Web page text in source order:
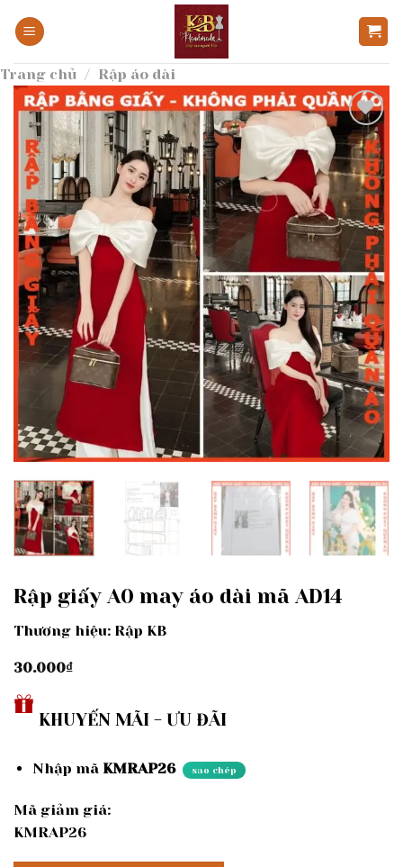
qua
dung
Trang chủ / Rập áo dài
Add to
wishlist
Rập giấy A0 may áo dài mã AD14
Thương hiệu: Rập KB
30.000₫
KHUYẾN MÃI - ƯU ĐÃI
Nhập mã KMRAP26 sao chép
Mã giảm giá:
KMRAP26